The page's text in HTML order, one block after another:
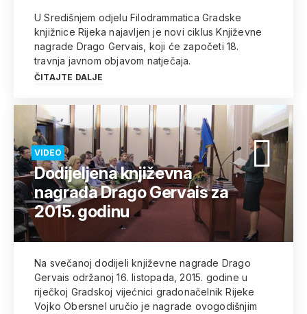
U Središnjem odjelu Filodrammatica Gradske
knjižnice Rijeka najavljen je novi ciklus Književne
nagrade Drago Gervais, koji će započeti 18.
travnja javnom objavom natječaja.
ČITAJTE DALJE
VIDEO
Dodijeljena književna
nagrada Drago Gervais za
2015. godinu
Na svečanoj dodijeli književne nagrade Drago
Gervais održanoj 16. listopada, 2015. godine u
riječkoj Gradskoj vijećnici gradonačelnik Rijeke
Vojko Obersnel uručio je nagrade ovogodišnjim